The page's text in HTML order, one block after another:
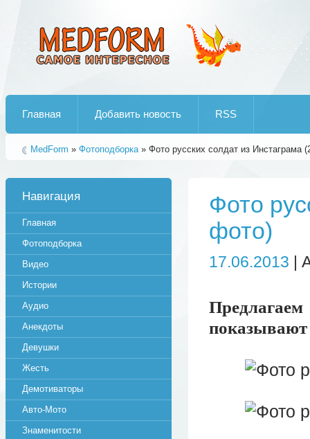
Главная Добавить новость RSS
MedForm » Фотоподборка» Фото русских солдат из Инстаграма
Фото
фото)
17.06.2013 |
показывают
Навигация
Главная
Фотоподборка
Видео
Истории
Аудио
Анекдоты
Девушки
Жесть
Демотиваторы
Авто-Мото
Знаменитости